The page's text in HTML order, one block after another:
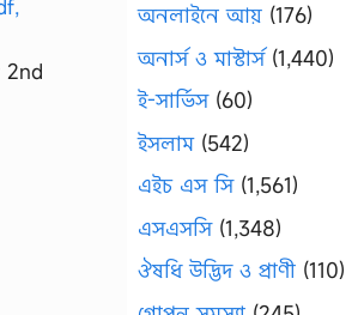
2nd
অনলাইনে আয় (176)
অনার্স ও মাস্টার্স(1,440)
ই-সার্ভিস(60)
ইসলাম(542)
এইচ এস সি(1,561)
এসএসসি(1,348)
ঔষধি উদ্ভিদ ও প্রাণী (110)